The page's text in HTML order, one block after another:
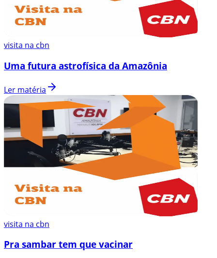
visita na cbn
Uma futura astrofísica da Amazônia
Ler matéria
visita na cbn
Pra sambar tem que vacinar